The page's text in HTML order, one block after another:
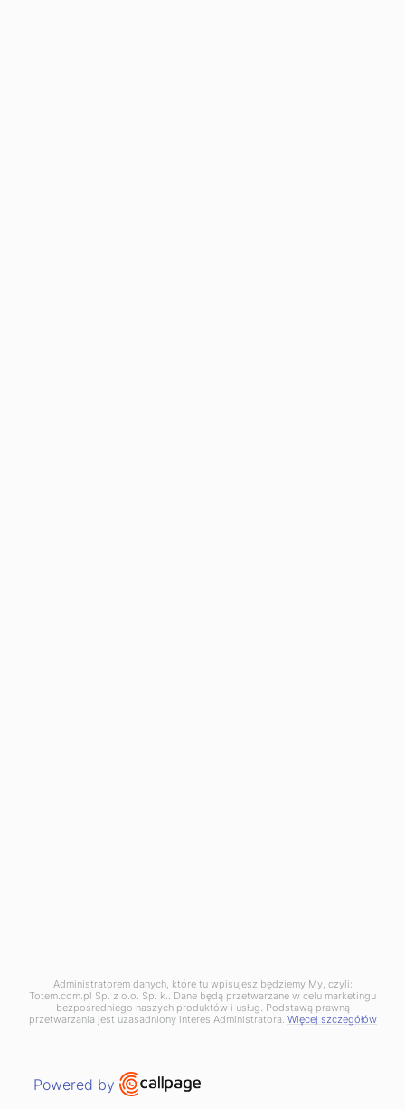
Administratorem danych, które tu wpisujesz będziemy My, czyli:
Totem.com.pl Sp. z o.o. Sp. k.. Dane będą przetwarzane w celu marketingu
bezpośredniego naszych produktów i usług. Podstawą prawną
przetwarzania jest uzasadniony interes Administratora. Więcej szczegółów
Powered by